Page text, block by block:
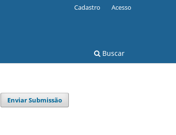
Buscar
Cadastro Acesso
Enviar Submissão